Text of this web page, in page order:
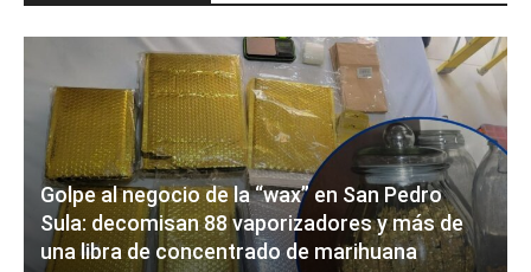
Golpe al negocio de la “wax” en San Pedro
Sula: decomisan 88 vaporizadores y más de
una libra de concentrado de marihuana